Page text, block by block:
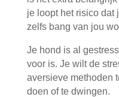
je loopt het risico dat
zelfs bang van jou
Je hond is al
voor is. Je wilt de
aversieve methoden
doen of te dwingen.